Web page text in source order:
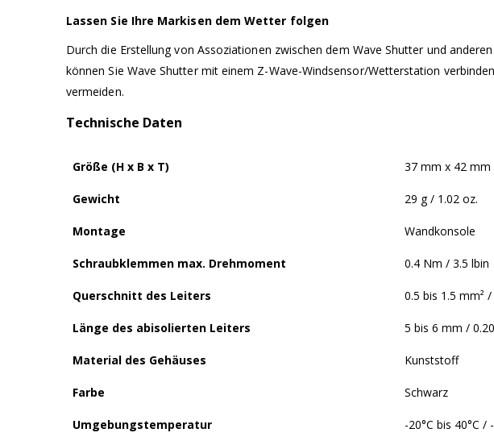
Lassen Sie Ihre Markisen dem Wetter folgen
Durch die Erstellung von Assoziationen zwischen dem Wave Shutter und
können Sie Wave Shutter mit einem Z-Wave-Windsensor/Wetterstation
vermeiden.
Technische Daten
Größe (H x B x T) 37 mm x 42 mm
Gewicht 29 g / 1.02 oz.
Montage Wandkonsole
Schraubklemmen max. Drehmoment 0.4 Nm / 3.5 lbin
Querschnitt des Leiters 0.5 bis 1.5 mm²
Länge des abisolierten Leiters 5 bis 6 mm /
Material des Gehäuses Kunststoff
Farbe Schwarz
Umgebungstemperatur -20°C bis 40°C /